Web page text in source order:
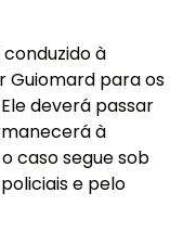
à
Guiomard para os
deverá passar
à
caso segue sob
e pelo